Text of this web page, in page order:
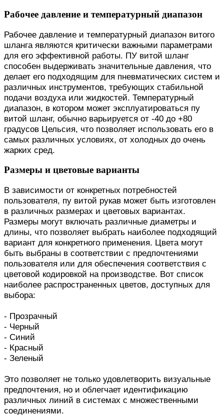
Рабочее давление и температурный диапазон
Рабочее давление и температурный диапазон витого
шланга являются критически важными параметрами
для его эффективной работы. ПУ витой шланг
способен выдерживать значительные давления, что
делает его подходящим для пневматических систем и
различных инструментов, требующих стабильной
подачи воздуха или жидкостей. Температурный
диапазон, в котором может эксплуатироваться пу
витой шланг, обычно варьируется от -40 до +80
градусов Цельсия, что позволяет использовать его в
самых различных условиях, от холодных до очень
жарких сред.
Размеры и цветовые варианты
В зависимости от конкретных потребностей
пользователя, пу витой рукав может быть изготовлен
в различных размерах и цветовых вариантах.
Размеры могут включать различные диаметры и
длины, что позволяет выбрать наиболее подходящий
вариант для конкретного применения. Цвета могут
быть выбраны в соответствии с предпочтениями
пользователя или для обеспечения соответствия с
цветовой кодировкой на производстве. Вот список
наиболее распространенных цветов, доступных для
выбора:
- Прозрачный
- Черный
- Синий
- Красный
- Зеленый
Это позволяет не только удовлетворить визуальные
предпочтения, но и облегчает идентификацию
различных линий в системах с множественными
соединениями.